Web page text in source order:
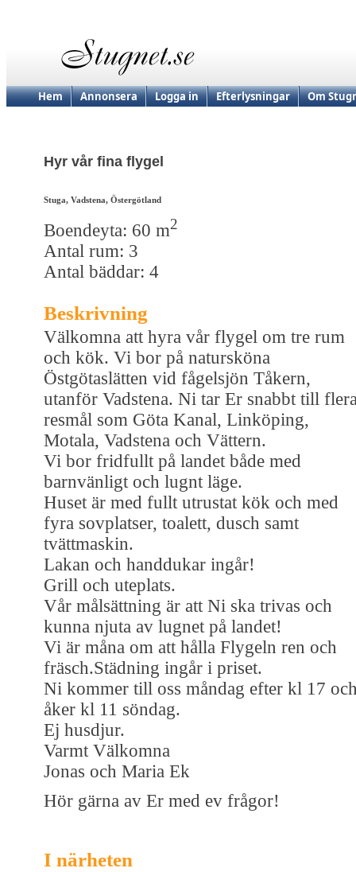
Hem Annonsera Logga in Efterlysningar Om
Hyr vår fina flygel
Stuga, Vadstena, Östergötland
Boendeyta: 60 m2
Antal rum: 3
Antal bäddar: 4
Beskrivning
Välkomna att hyra vår flygel om tre rum
och kök. Vi bor på natursköna
Östgötaslätten vid fågelsjön Tåkern,
utanför Vadstena. Ni tar Er snabbt till
resmål som Göta Kanal, Linköping,
Motala, Vadstena och Vättern.
Vi bor fridfullt på landet både med
barnvänligt och lugnt läge.
Huset är med fullt utrustat kök och med
fyra sovplatser, toalett, dusch samt
tvättmaskin.
Lakan och handdukar ingår!
Grill och uteplats.
Vår målsättning är att Ni ska trivas och
kunna njuta av lugnet på landet!
Vi är måna om att hålla Flygeln ren och
fräsch.Städning ingår i priset.
Ni kommer till oss måndag efter kl 17
åker kl 11 söndag.
Ej husdjur.
Varmt Välkomna
Jonas och Maria Ek
Hör gärna av Er med ev frågor!
I närheten